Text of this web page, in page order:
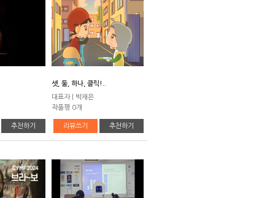
추천하기
셋, 둘, 하나, 클릭!..
대표자 | 박재은
작품평 0개
리뷰쓰기 추천하기